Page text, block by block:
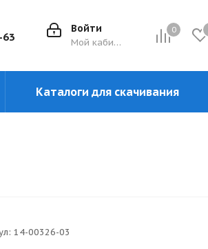
0
Войти
Мой кабинет
63
Каталоги для скачивания
14-00326-03